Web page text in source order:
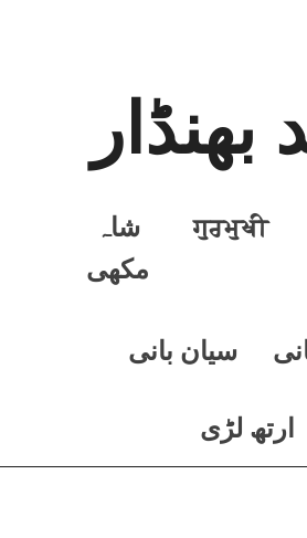
بھنڈار
ਗੁਰਮੁਖੀ
شاہ
مکھی
سيان بانی
ارتھ لڑی